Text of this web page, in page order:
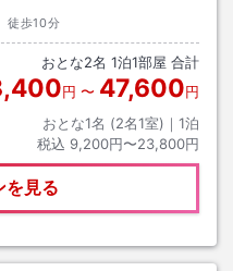
徒歩10分
おとな2名 1泊1部屋 合計
円 〜 47,600円
おとな1名 (2名1室)｜ 1泊
税込 9,200円〜23,800円
を見る